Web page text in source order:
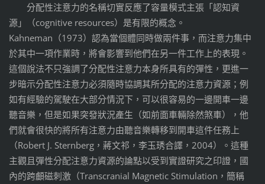
分配性注意力的名稱切實反應了容量模式主張「認知資
源」（cognitive resources）是有限的概念。
Kahneman（1973）認為當個體同時做兩件事，而注意力集中
於其中一項作業時，將會影響到他們在另一件工作上的表現。
這個說法不只強調了分配性注意力本身所具有的彈性，更進一
步暗示分配性注意力必須隨時協調其所分配的注意力資源；例
如有經驗的駕駛在大部分情況下，可以很容易的一邊開車一邊
聽音樂，但是如果突發狀況產生（如前面車輛除然煞車），他
們就會很快的將所有注意力由聽音樂轉移到開車這件任務上
（Robert J. Sternberg，蔣文祁，李玉琇合譯，2004）。這種
主觀且彈性分配注意力資源的論點以受到實證研究之印證，國
內的跨顱磁刺激（Transcranial Magnetic Stimulation，簡稱